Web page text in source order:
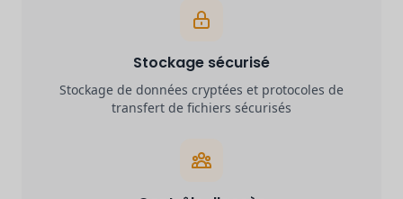
Stockage sécurisé
Stockage de données cryptées et protocoles de
transfert de fichiers sécurisés